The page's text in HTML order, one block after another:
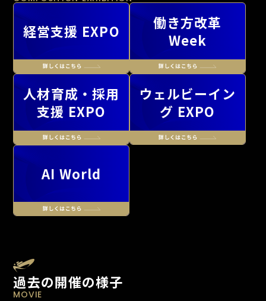
経営支援 EXPO
働き方改革
Week
人材育成・採用
支援 EXPO
ウェルビーイン
グ EXPO
AI World
過去の開催の様子
MOVIE